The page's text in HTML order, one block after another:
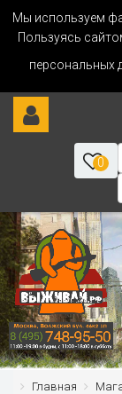
Мы используем
Пользуясь
персональных
0
Главная